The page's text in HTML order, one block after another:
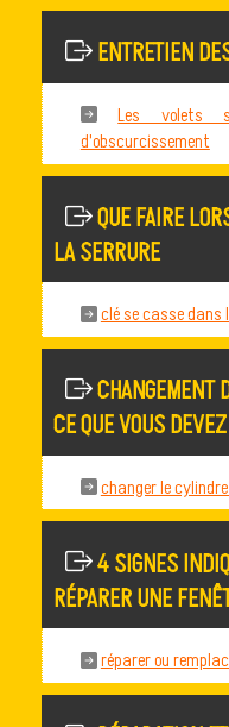
ENTRETIEN
Les volets
d'obscurcissement
QUE FAIRE
LA SERRURE
clé se casse dans
CHANGEMENT
CE QUE VOUS
changer le
4 SIGNES
RÉPARER UNE
réparer ou